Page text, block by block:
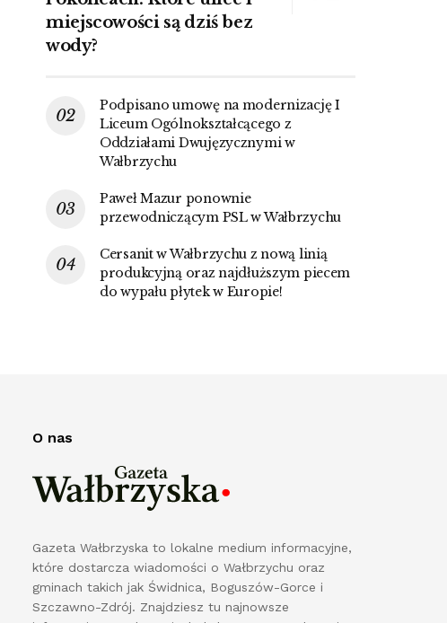
miejscowości są dziś bez
wody?
Podpisano umowę na modernizację I
Liceum Ogólnokształcącego z
Oddziałami Dwujęzycznymi w
Wałbrzychu
Paweł Mazur ponownie
przewodniczącym PSL w Wałbrzychu
Cersanit w Wałbrzychu z nową linią
produkcyjną oraz najdłuższym piecem
do wypału płytek w Europie!
O nas
Gazeta Wałbrzyska to lokalne medium informacyjne,
które dostarcza wiadomości o Wałbrzychu oraz
gminach takich jak Świdnica, Boguszów-Gorce i
Szczawno-Zdrój. Znajdziesz tu najnowsze